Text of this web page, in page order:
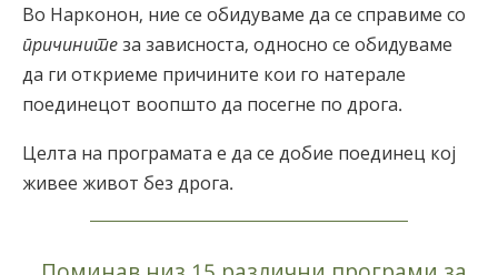
Во Нарконон, ние се обидуваме да се справиме со
причинитеза зависноста, односно се обидуваме
да ги откриеме причините кои го натерале
поединецот воопшто да посегне по дрога.
Целта на програмата е да се добие поединец кој
живее живот без дрога.